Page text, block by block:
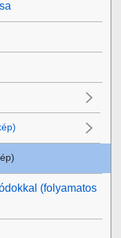
(folyamatos